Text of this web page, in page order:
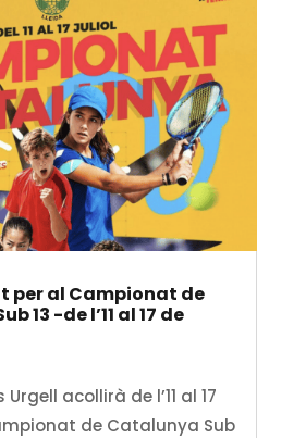
per al Campionat de
13 -de l’11 al 17 de
Urgell acollirà de l’11 al 17
de Catalunya Sub